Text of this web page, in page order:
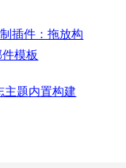
插件：拖放构
模板
题内置构建